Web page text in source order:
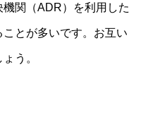
関（ADR）を利用した
とが多いです。お互い
う。